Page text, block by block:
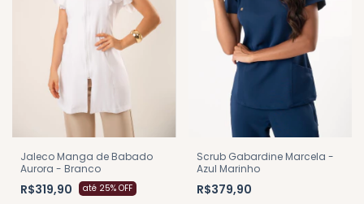
Jaleco Manga de Babado
Aurora - Branco
R$319,90 até 25% OFF
Scrub Gabardine Marcela -
Azul Marinho
R$379,90